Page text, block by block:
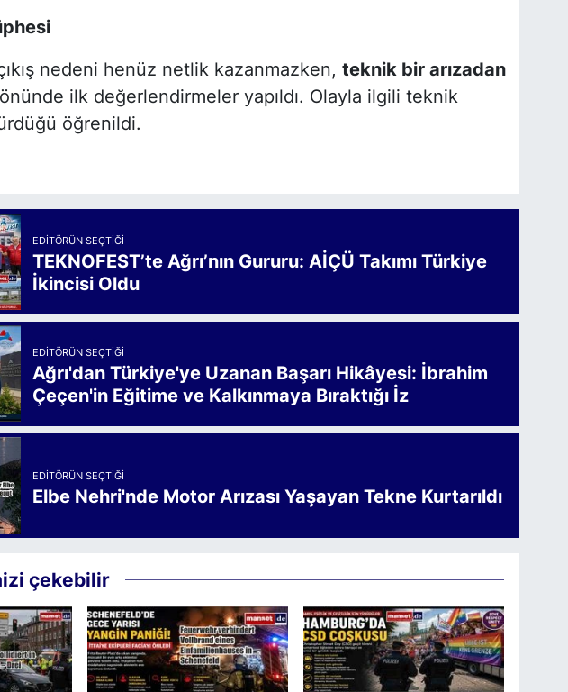
nedeni henüz netlik kazanmazken, teknik bir arızadan
ilk değerlendirmeler yapıldı. Olayla ilgili teknik
öğrenildi.
EDITÖRÜN SEÇTIĞI
TEKNOFEST’te Ağrı’nın Gururu: AİÇÜ Takımı Türkiye
İkincisi Oldu
EDITÖRÜN SEÇTIĞI
Ağrı'dan Türkiye'ye Uzanan Başarı Hikâyesi: İbrahim
Çeçen'in Eğitime ve Kalkınmaya Bıraktığı İz
EDITÖRÜN SEÇTIĞI
Elbe Nehri'nde Motor Arızası Yaşayan Tekne Kurtarıldı
çekebilir